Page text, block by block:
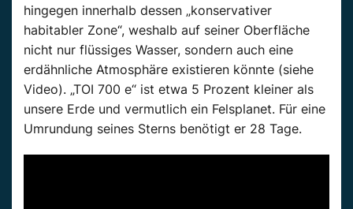
hingegen innerhalb dessen „konservativer
habitabler Zone“, weshalb auf seiner Oberfläche
nicht nur flüssiges Wasser, sondern auch eine
erdähnliche Atmosphäre existieren könnte (siehe
Video). „TOI 700 e“ ist etwa 5 Prozent kleiner als
unsere Erde und vermutlich ein Felsplanet. Für eine
Umrundung seines Sterns benötigt er 28 Tage.